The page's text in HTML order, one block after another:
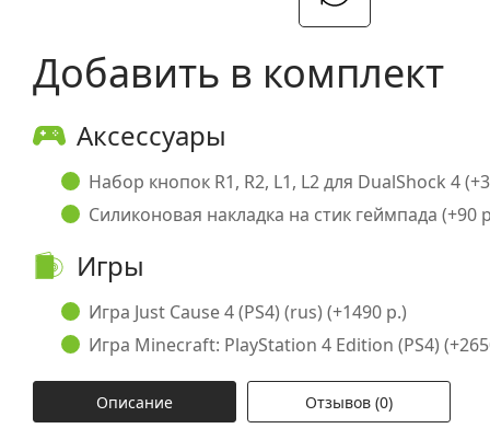
Добавить в комплект
Аксессуары
Набор кнопок R1, R2, L1, L2 для DualShock 4
Силиконовая накладка на стик геймпада (+90
Игры
Игра Just Cause 4 (PS4) (rus) (+1490 р.)
Игра Minecraft: PlayStation 4 Edition (PS4)
Описание Отзывов (0)